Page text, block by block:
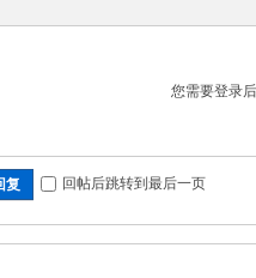
您需要登录
复 回帖后跳转到最后一页